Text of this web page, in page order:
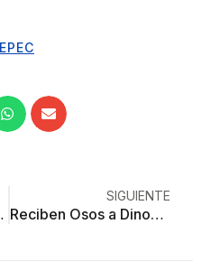
en México
SIGUIENTE
Reciben Osos a Dinos en la semana 3 de la LFA